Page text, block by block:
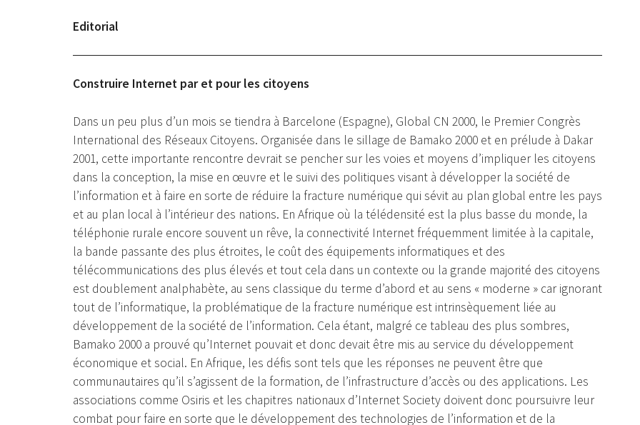
Editorial
Construire Internet par et pour les citoyens
Dans un peu plus d’un mois se tiendra à Barcelone (Espagne), Global CN 2000, le Premier Congrès
International des Réseaux Citoyens. Organisée dans le sillage de Bamako 2000 et en prélude à Dakar
2001, cette importante rencontre devrait se pencher sur les voies et moyens d’impliquer les citoyens
dans la conception, la mise en œuvre et le suivi des politiques visant à développer la société de
l’information et à faire en sorte de réduire la fracture numérique qui sévit au plan global entre les pays
et au plan local à l’intérieur des nations. En Afrique où la télédensité est la plus basse du monde, la
téléphonie rurale encore souvent un rêve, la connectivité Internet fréquemment limitée à la capitale,
la bande passante des plus étroites, le coût des équipements informatiques et des
télécommunications des plus élevés et tout cela dans un contexte ou la grande majorité des citoyens
est doublement analphabète, au sens classique du terme d’abord et au sens « moderne » car ignorant
tout de l’informatique, la problématique de la fracture numérique est intrinsèquement liée au
développement de la société de l’information. Cela étant, malgré ce tableau des plus sombres,
Bamako 2000 a prouvé qu’Internet pouvait et donc devait être mis au service du développement
économique et social. En Afrique, les défis sont tels que les réponses ne peuvent être que
communautaires qu’il s’agissent de la formation, de l’infrastructure d’accès ou des applications. Les
associations comme Osiris et les chapitres nationaux d’Internet Society doivent donc poursuivre leur
combat pour faire en sorte que le développement des technologies de l’information et de la